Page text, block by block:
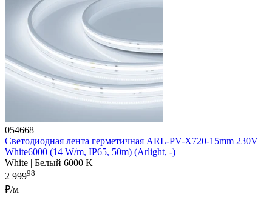
054668
Светодиодная лента герметичная ARL-PV-X720-15mm 230V
White6000 (14 W/m, IP65, 50m) (Arlight, -)
White | Белый 6000 K
2 99998
₽/м